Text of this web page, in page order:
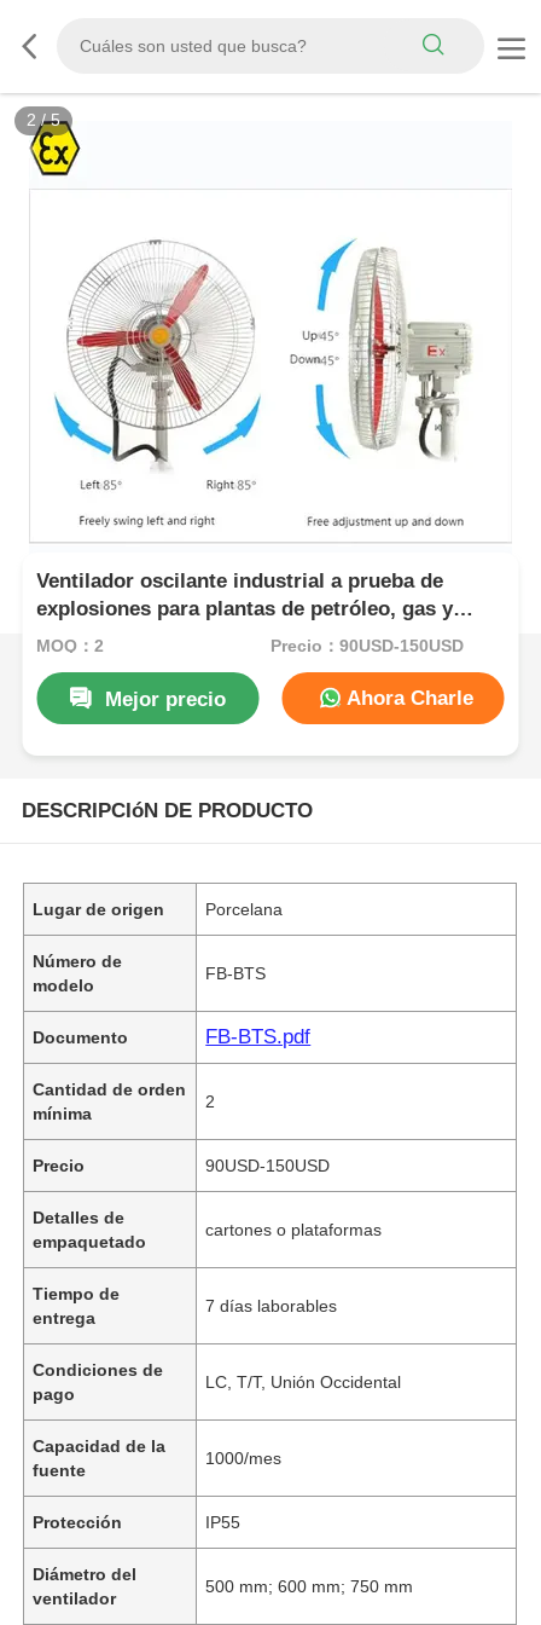
3 /5
Ventilador oscilante industrial a prueba de
explosiones para plantas de petróleo, gas y
productos químicos
MOQ：2 Precio：90USD-150USD
Mejor precio Ahora Charle
DESCRIPCIóN DE PRODUCTO
Lugar de origen Porcelana
Número de
modelo
FB-BTS
Documento FB-BTS.pdf
Cantidad de orden
mínima
2
Precio 90USD-150USD
Detalles de
empaquetado
cartones o plataformas
Tiempo de
entrega
7 días laborables
Condiciones de
pago
LC, T/T, Unión Occidental
Capacidad de la
fuente
1000/mes
Protección IP55
Diámetro del
ventilador
500 mm; 600 mm; 750 mm